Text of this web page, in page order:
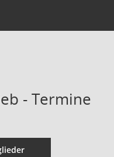
- Termine